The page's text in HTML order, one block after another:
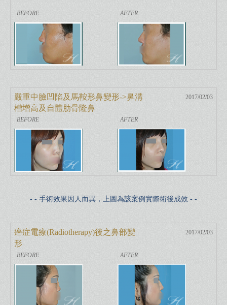
嚴重中臉凹陷及馬鞍形鼻變形->鼻溝
槽增高及自體肋骨隆鼻
2017/02/03
- - 手術效果因人而異，上圖為該案例實際術後成效 - -
癌症電療(Radiotherapy)後之鼻部變
形
2017/02/03